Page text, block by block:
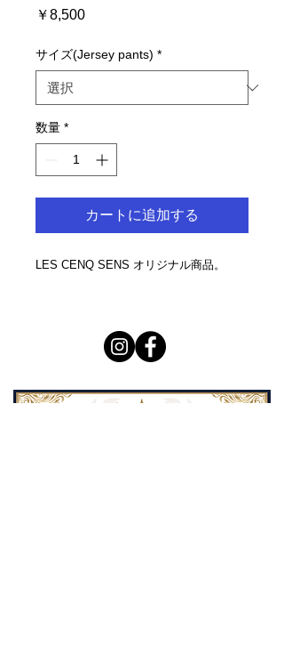
￥8,500価
サイズ(Jersey pants) *
数量 *
カートに追加する
LES CENQ SENS オリジナル商品。